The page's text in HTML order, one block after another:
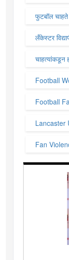
फुटबॉल चाहते
लँकेस्टर
चाहत्यांकडून
Football
Football
Lancaster
Fan